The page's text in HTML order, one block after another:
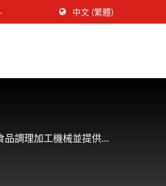
中文 (繁體)
調理加工機械並提供客